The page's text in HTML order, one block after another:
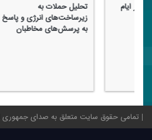
به
انرژی و پاسخ
«هوشنگار»؛
جنگ ۱۲ روزه با
هوش مصنوعی
تمامی حقوق سایت متعلق به صدای جمهوری